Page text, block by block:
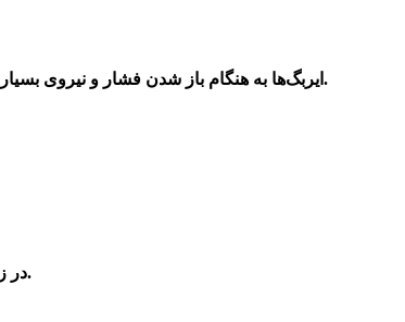
ایربگ‌ها به هنگام باز شدن فشار و نیروی بسیار زیادی را به بدن سرنشینان وارد می‌نمایند که شاید افراد بزرگسال تحمل این ضربه‌ها را داشته باشند ولیکن برای کودکان می‌تواند بسیار خطرآفرین باشد.
-در زمان انفجار با ایجاد یک واکنش شیمیایی، گاز تولید شده و کیسه هوا را پر از گاز شده و مانع از برخورد سر و صورت به فرمان یا شیشه خودرو می‌شود.